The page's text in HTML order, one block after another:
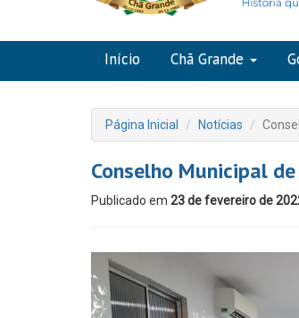
Início Chã Grande
Página Inicial Notícias
Conselho Municipal
Publicado em 23 de fevereiro de